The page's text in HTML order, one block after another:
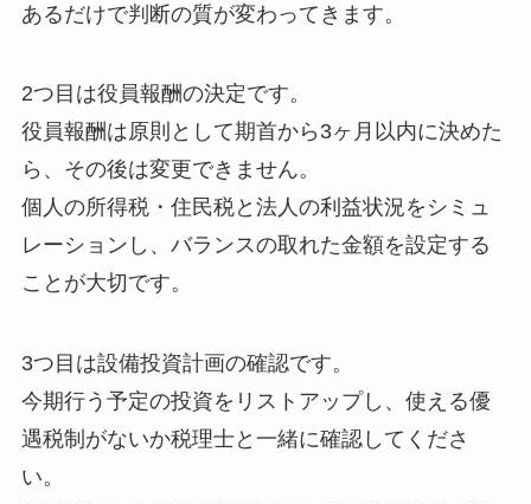
あるだけで判断の質が変わってきます。
2つ目は役員報酬の決定です。
役員報酬は原則として期首から3ヶ月以内に決めた
ら、その後は変更できません。
個人の所得税・住民税と法人の利益状況をシミュ
レーションし、バランスの取れた金額を設定する
ことが大切です。
3つ目は設備投資計画の確認です。
今期行う予定の投資をリストアップし、使える優
遇税制がないか税理士と一緒に確認してくださ
い。